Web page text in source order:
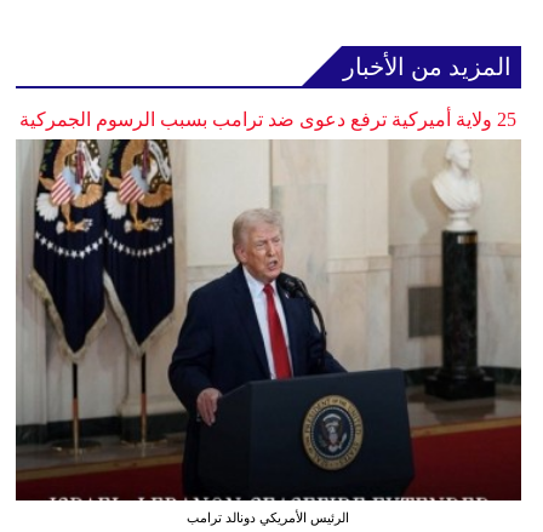
المزيد من الأخبار
25 ولاية أميركية ترفع دعوى ضد ترامب بسبب الرسوم الجمركية
الرئيس الأمريكي دونالد ترامب